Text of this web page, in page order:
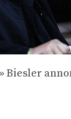
Biesler